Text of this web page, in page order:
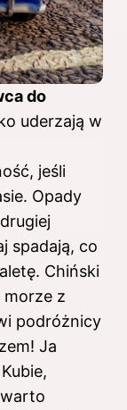
do
uderzają w
jeśli
Opady
spadają, co
Chiński
morze z
podróżnicy
Ja